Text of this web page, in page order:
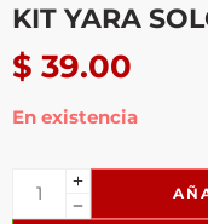
KIT YARA
$ 39.00
En existencia